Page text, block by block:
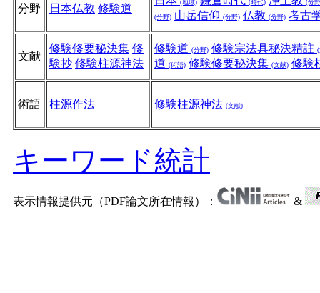
分野 日本仏教 修験道 (地域) (時代) (分
(分野) 山岳信仰 (分野) 仏教 (分野) 考古
文献
修験修要秘決集 修
験抄 修験柱源神法
修験道 (分野) 修験宗法具秘決精註
道 (術語) 修験修要秘決集 (文献) 修験
術語 柱源作法 修験柱源神法 (文献)
キーワード統計
表示情報提供元（PDF論文所在情報）： &